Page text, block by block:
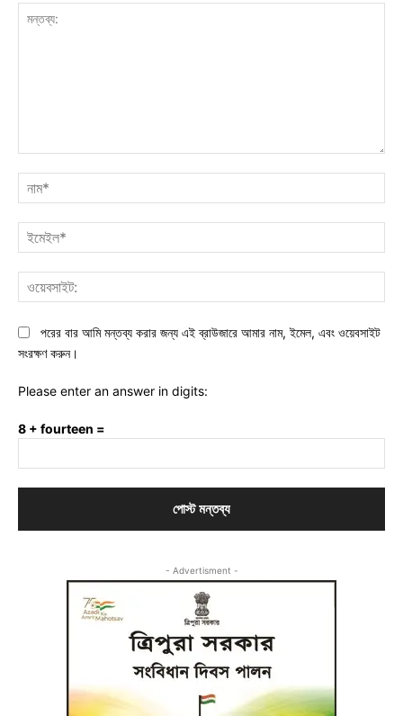
পরের বার আমি মন্তব্য করার জন্য এই ব্রাউজারে আমার নাম, ইমেল, এবং ওয়েবসাইট
সংরক্ষণ করুন।
Please enter an answer in digits:
8 + fourteen =
- Advertisment -